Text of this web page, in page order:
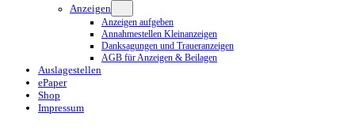
Anzeigen
Anzeigen aufgeben
Annahmestellen Kleinanzeigen
Danksagungen und Traueranzeigen
AGB für Anzeigen & Beilagen
Auslagestellen
ePaper
Shop
Impressum